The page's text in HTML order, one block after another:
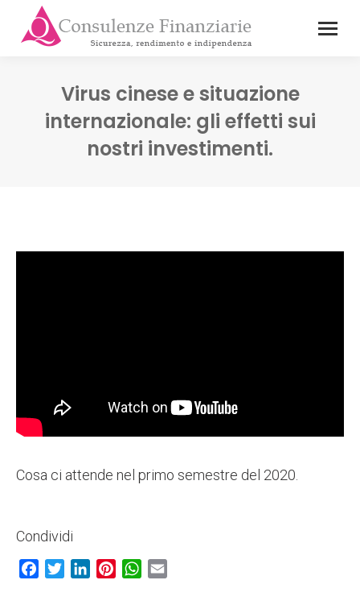
Virus cinese e situazione
internazionale: gli effetti sui
nostri investimenti.
Cosa ci attende nel primo semestre del 2020.
Condividi
Facebook
TwitterLinkedInPinterestWhatsApp